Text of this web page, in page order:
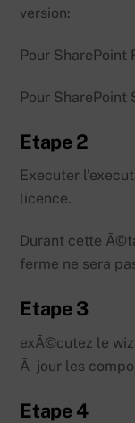
version:
Pour SharePoint
Pour SharePoint
Etape 2
Executer
licence.
Durant cette
ferme ne sera
Etape 3
exÃ©cutez le
Ã jour les
Etape 4